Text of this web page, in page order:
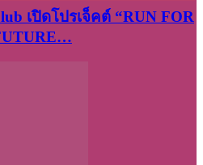
เปิดโปรเจ็คต์ “RUN FOR